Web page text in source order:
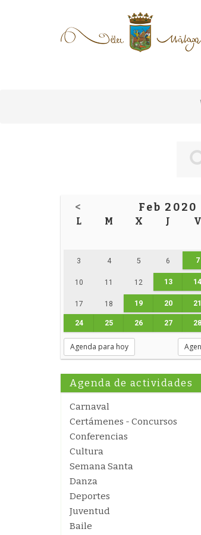
< Feb 2020
L M X J V
3 4 5 6 7
10 11 12 13 14
17 18 19 20 21
24 25 26 27 28
Agenda para hoy
Agenda de actividades
Carnaval
Certámenes - Concursos
Conferencias
Cultura
Semana Santa
Danza
Deportes
Juventud
Baile